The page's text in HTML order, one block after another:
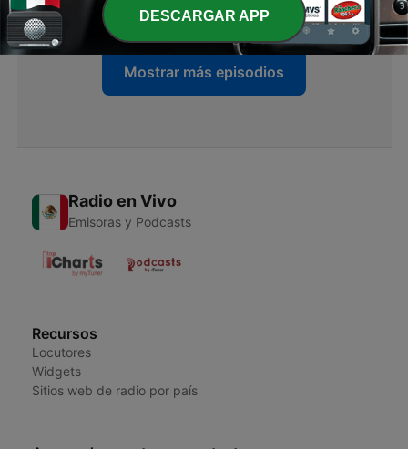
19 jul. 2026
Mostrar más episodios
Radio en Vivo
Emisoras y Podcasts
Recursos
Locutores
Widgets
Sitios web de radio por país
DESCARGAR APP